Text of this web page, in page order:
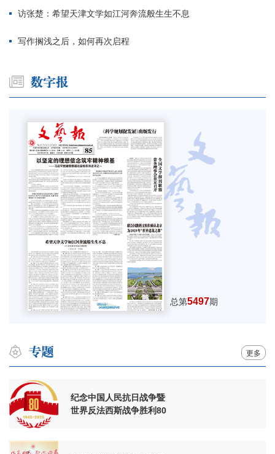
访张楚：希望天津文学如江河奔流般生生不息
写作搁浅之后，如何再次启程
总第5497期
更多
纪念中国人民抗日战争暨
世界反法西斯战争胜利80